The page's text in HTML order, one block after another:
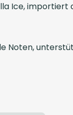
Ice, importiert
Noten,